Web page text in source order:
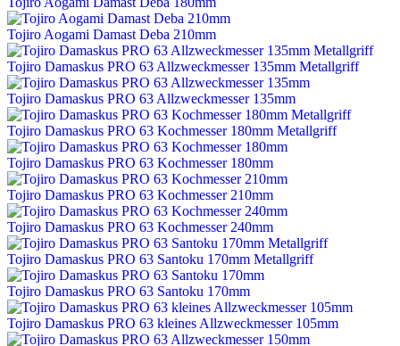
Tojiro Aogami Damast Deba 210mm
Tojiro Damaskus PRO 63 Allzweckmesser 135mm Metallgriff
Tojiro Damaskus PRO 63 Allzweckmesser 135mm
Tojiro Damaskus PRO 63 Kochmesser 180mm Metallgriff
Tojiro Damaskus PRO 63 Kochmesser 180mm
Tojiro Damaskus PRO 63 Kochmesser 210mm
Tojiro Damaskus PRO 63 Kochmesser 240mm
Tojiro Damaskus PRO 63 Santoku 170mm Metallgriff
Tojiro Damaskus PRO 63 Santoku 170mm
Tojiro Damaskus PRO 63 kleines Allzweckmesser 105mm